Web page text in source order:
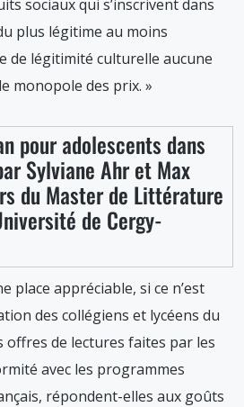
sociaux qui s’inscrivent dans
plus légitime au moins
de légitimité culturelle aucune
monopole des prix. »
pour adolescents dans
Sylviane Ahr et Max
du Master de Littérature
de Cergy-
place appréciable, si ce n’est
des collégiens et lycéens du
offres de lectures faites par les
avec les programmes
répondent-elles aux goûts